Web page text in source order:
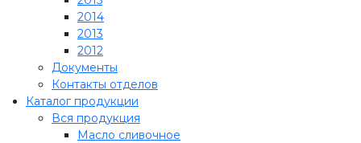
2014
2013
2012
Документы
Контакты отделов
Каталог продукции
Вся продукция
Масло сливочное